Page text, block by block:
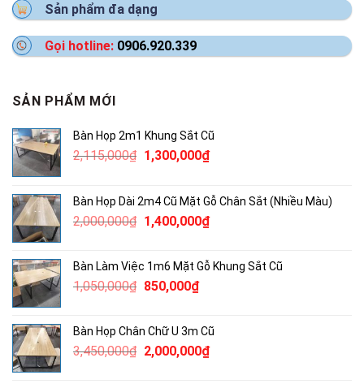
Sản phẩm đa dạng
Gọi hotline: 0906.920.339
SẢN PHẨM MỚI
Bàn Họp 2m1 Khung Sắt Cũ
2,115,000₫ Giá
2,115,000₫.
1,300,000₫Giá
là:
1,300,000₫.
Bàn Họp Dài 2m4 Cũ Mặt Gỗ Chân Sắt (Nhiều Màu)
2,000,000₫ Giá
2,000,000₫.
1,400,000₫Giá
là:
Bàn Làm Việc 1m6 Mặt Gỗ Khung Sắt Cũ
1,050,000₫ Giá
1,050,000₫.
850,000₫Giá
là:
850,000₫.
Bàn Họp Chân Chữ U 3m Cũ
3,450,000₫ Giá
2,000,000₫Giá